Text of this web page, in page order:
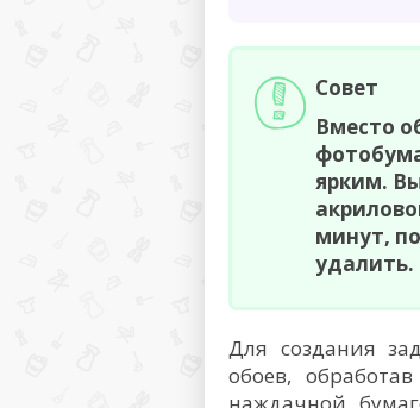
Совет
Вместо
ярким.
минут,
удалить.
Для создания
обоев,